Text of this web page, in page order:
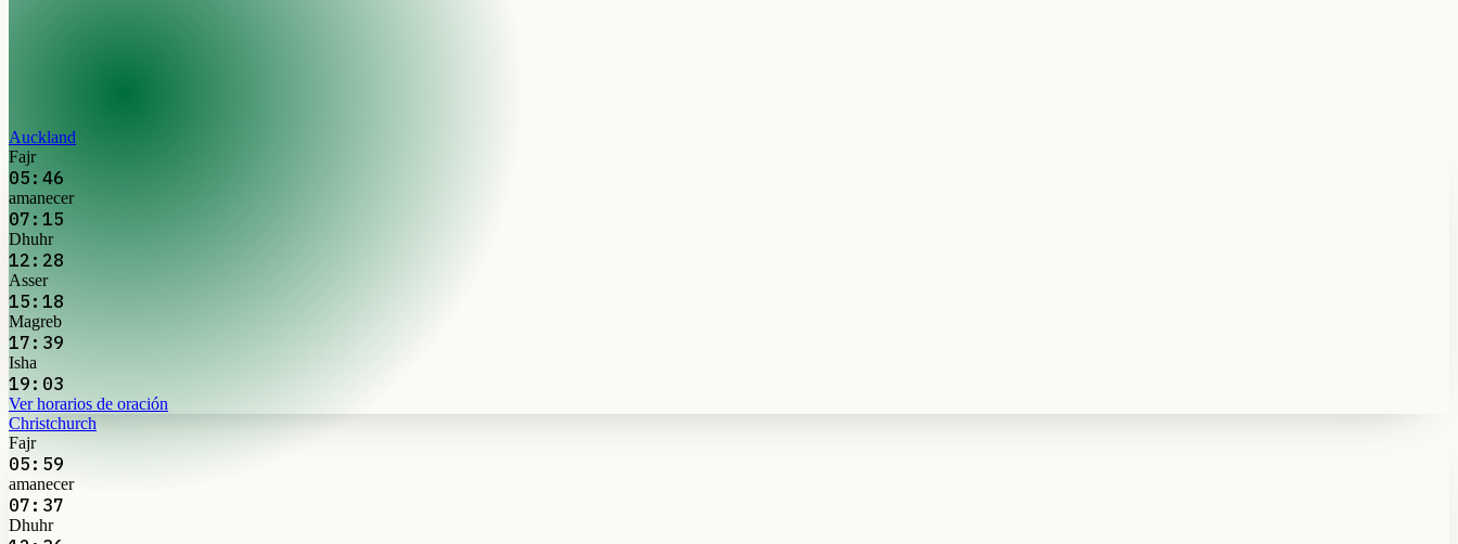
Auckland
Fajr
05:46
amanecer
07:15
Dhuhr
12:28
Asser
15:18
Magreb
17:39
Isha
19:03
Ver horarios de oración
Christchurch
Fajr
05:59
amanecer
07:37
Dhuhr